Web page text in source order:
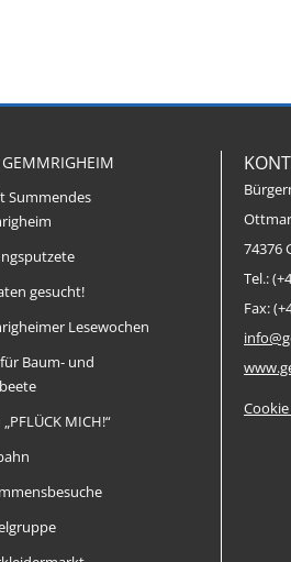
Summendes
gesucht!
Lesewochen
Baum- und
MICH!“
74376
Tel.:
Fax: